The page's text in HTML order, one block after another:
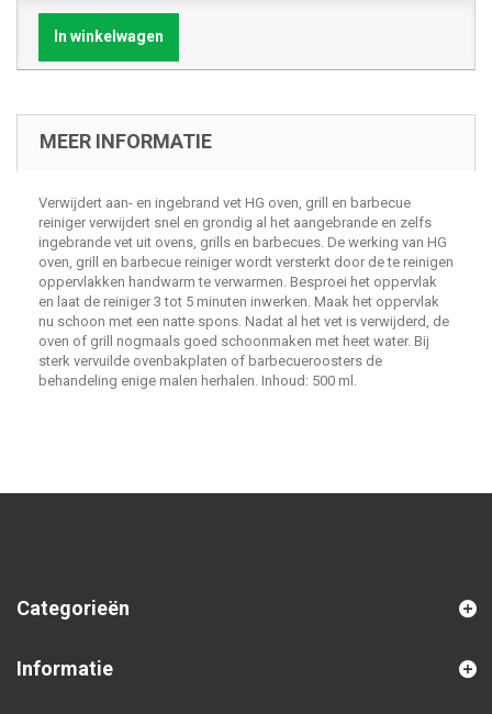
In winkelwagen
MEER INFORMATIE
Verwijdert aan- en ingebrand vet HG oven, grill en barbecue
reiniger verwijdert snel en grondig al het aangebrande en zelfs
ingebrande vet uit ovens, grills en barbecues. De werking van HG
oven, grill en barbecue reiniger wordt versterkt door de te reinigen
oppervlakken handwarm te verwarmen. Besproei het oppervlak
en laat de reiniger 3 tot 5 minuten inwerken. Maak het oppervlak
nu schoon met een natte spons. Nadat al het vet is verwijderd, de
oven of grill nogmaals goed schoonmaken met heet water. Bij
sterk vervuilde ovenbakplaten of barbecueroosters de
behandeling enige malen herhalen. Inhoud: 500 ml.
Categorieën
Informatie